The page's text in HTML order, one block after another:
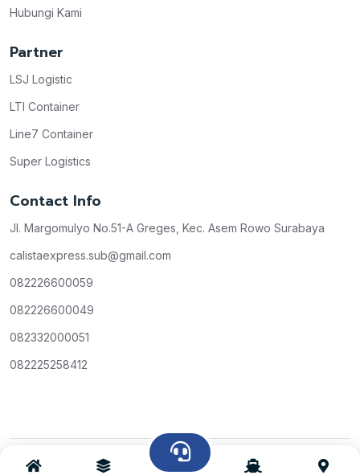
Hubungi Kami
Partner
LSJ Logistic
LTI Container
Line7 Container
Super Logistics
Contact Info
Jl. Margomulyo No.51-A Greges, Kec. Asem Rowo Surabaya
calistaexpress.sub@gmail.com
082226600059
082226600049
082332000051
082225258412
Copyright © Calista Express 2026 All Rights Reserved